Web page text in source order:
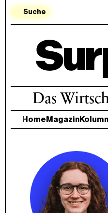
Suche
Das
Home Magazin